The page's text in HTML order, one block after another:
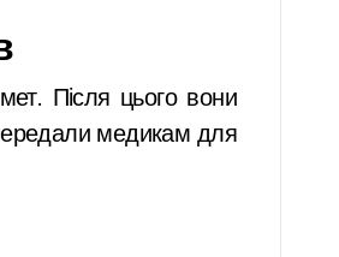
Після цього вони
медикам для